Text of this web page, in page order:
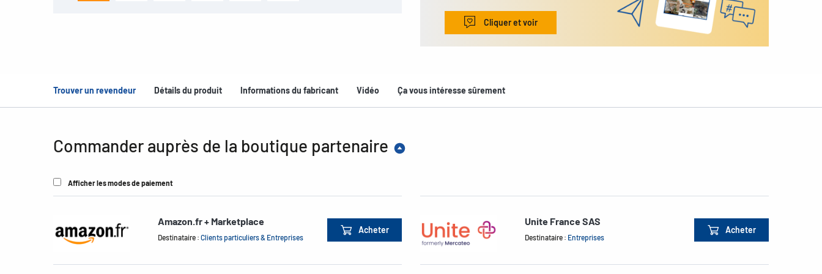
Cliquer et voir
Trouver un revendeur Détails du produit Informations du fabricant Vidéo Ça vous intéresse sûrement
Commander auprès de la boutique partenaire
Afficher les modes de paiement
Amazon.fr + Marketplace
Destinataire : Clients particuliers & Entreprises
Acheter
Unite France SAS
Destinataire : Entreprises
Acheter